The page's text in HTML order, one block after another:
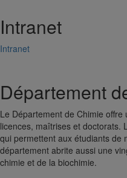
Intranet
Intranet
Département
Le Département de Chimie
licences, maîtrises et doctorats.
qui permettent aux étudiants de
département abrite aussi une
chimie et de la biochimie.